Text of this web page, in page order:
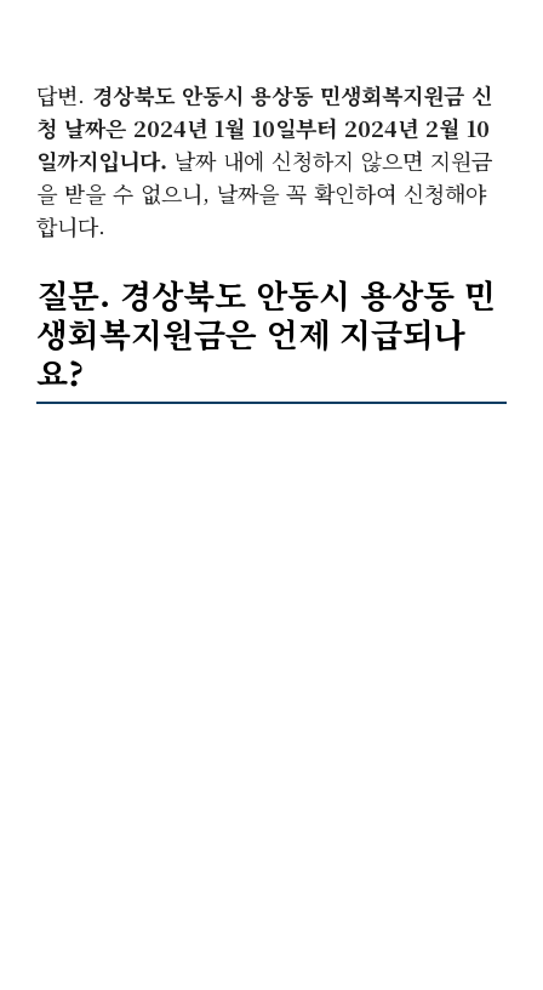
답변. 경상북도 안동시 용상동 민생회복지원금 신
청 날짜은 2024년 1월 10일부터 2024년 2월 10
일까지입니다. 날짜 내에 신청하지 않으면 지원금
을 받을 수 없으니, 날짜을 꼭 확인하여 신청해야
합니다.
질문. 경상북도 안동시 용상동 민
생회복지원금은 언제 지급되나
요?